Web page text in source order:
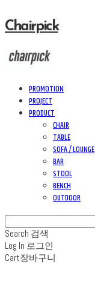
Chairpick
PROMOTION
PROJECT
PRODUCT
CHAIR
TABLE
SOFA / LOUNGE
BAR
STOOL
BENCH
OUTDOOR
Search 검색
Log In 로그인
Cart장바구니